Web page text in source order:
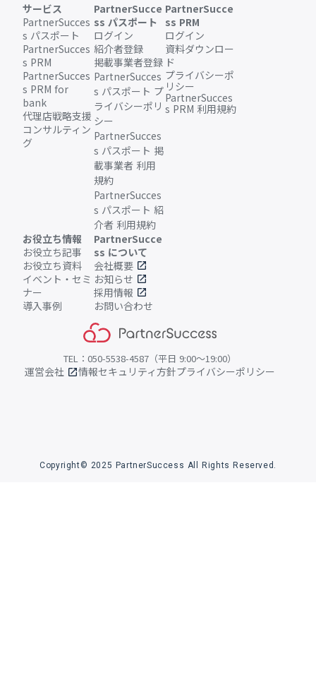
サービス
PartnerSucces
s パスポート
PartnerSucces
s PRM
PartnerSucces
s PRM for
bank
代理店戦略支援
コンサルティン
グ
PartnerSucce
ss パスポート
ログイン
紹介者登録
掲載事業者登録
PartnerSucces
s パスポート プ
ライバシーポリ
シー
PartnerSucces
s パスポート 掲
載事業者 利用
規約
PartnerSucces
s パスポート 紹
介者 利用規約
PartnerSucce
ss PRM
ログイン
資料ダウンロー
ド
プライバシーポ
リシー
PartnerSucces
s PRM 利用規約
お役立ち情報
お役立ち記事
お役立ち資料
イベント・セミ
ナー
導入事例
PartnerSucce
ss について
会社概要 open_in_new
お知らせ open_in_new
採用情報 open_in_new
お問い合わせ
TEL：050-5538-4587（平日 9:00〜19:00）
運営会社 open_in_new情報セキュリティ方針プライバシーポリシー
Copyright© 2025 PartnerSuccess All Rights Reserved.